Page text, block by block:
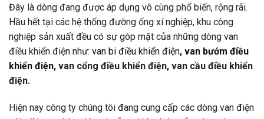
Đây là dòng đang được áp dụng vô cùng phổ biến, rộng rãi.
Hầu hết tại các hệ thống đường ống xí nghiệp, khu công
nghiệp sản xuất đều có sự góp mặt của những dòng van
điều khiển điện như: van bi điều khiển điện, van bướm điều
khiển điện, van cổng điều khiển điện, van cầu điều khiển
điện.
Hiện nay công ty chúng tôi đang cung cấp các dòng van điện